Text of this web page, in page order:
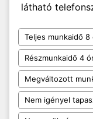
látható
Teljes munkaidő 8
Részmunkaidő 4
Megváltozott
Nem igényel